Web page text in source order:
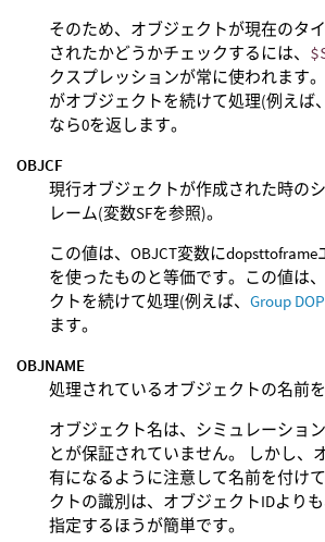
そのため、オブジェクトが現在のタ
されたかどうかチェックするには、
クスプレッションが常に使われます
がオブジェクトを続けて処理(例えば、
なら0を返します。
OBJCF
現行オブジェクトが作成された時の
レーム(変数SFを参照)。
この値は、OBJCT変数に
を使ったものと等価です。この値は
クトを続けて処理(例えば、 Group DOP
ます。
OBJNAME
処理されているオブジェクトの名前
オブジェクト名は、シミュレーショ
とが保証されていません。 しかし、
有になるように注意して名前を付け
クトの識別は、オブジェクトIDより
指定するほうが簡単です。